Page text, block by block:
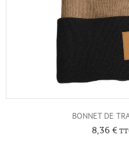
BONNET DE
8,36 €